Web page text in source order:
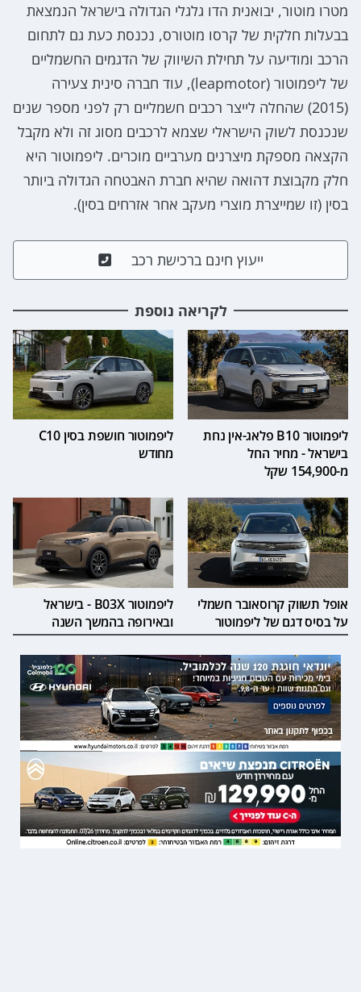
מטרו מוטור, יבואנית הדו גלגלי הגדולה בישראל הנמצאת
בבעלות חלקית של קרסו מוטורס, נכנסת כעת גם לתחום
הרכב ומודיעה על תחילת השיווק של הדגמים החשמליים
של ליפמוטור (leapmotor), עוד חברה סינית צעירה
(2015) שהחלה לייצר רכבים חשמליים רק לפני מספר שנים
שנכנסת לשוק הישראלי שצמא לרכבים מסוג זה ולא מקבל
הקצאה מספקת מיצרנים מערביים מוכרים. ליפמוטור היא
חלק מקבוצת דהואה שהיא חברת האבטחה הגדולה ביותר
בסין (זו שמייצרת מוצרי מעקב אחר אזרחים בסין).
ייעוץ חינם ברכישת רכב
לקריאה נוספת
ליפמוטור B10 פלאג-אין נחת
בישראל - מחיר החל
מ-154,900 שקל
ליפמוטור חושפת בסין C10
מחודש
אופל תשווק קרוסאובר חשמלי
על בסיס דגם של ליפמוטור
ליפמוטור B03X - בישראל
ובאירופה בהמשך השנה